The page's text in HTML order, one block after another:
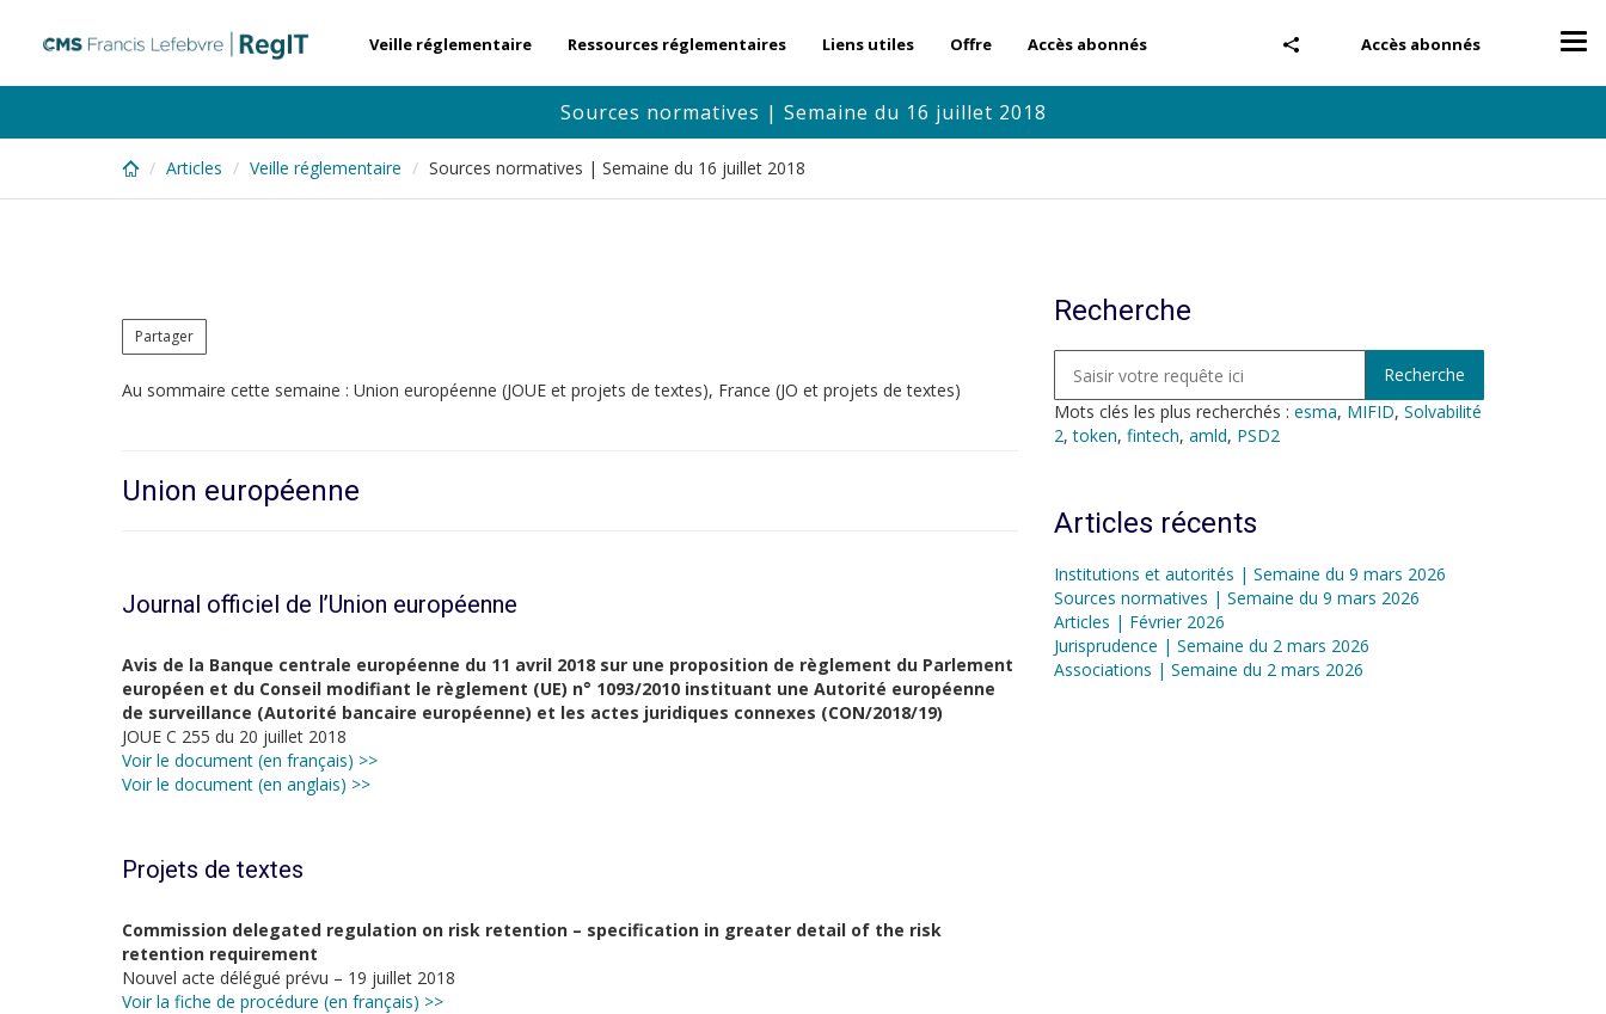
content
Accès abonnés
Veille réglementaire Ressources réglementaires Liens utiles Offre Accès abonnés
Sources normatives | Semaine du 16 juillet 2018
Articles Veille réglementaire Sources normatives | Semaine du 16 juillet 2018
Partager
Au sommaire cette semaine : Union européenne (JOUE et projets de textes), France (JO et projets de textes)
Union européenne
Journal officiel de l’Union européenne
Avis de la Banque centrale européenne du 11 avril 2018 sur une proposition de règlement du Parlement
européen et du Conseil modifiant le règlement (UE) n° 1093/2010 instituant une Autorité européenne
de surveillance (Autorité bancaire européenne) et les actes juridiques connexes (CON/2018/19)
JOUE C 255 du 20 juillet 2018
Voir le document (en français) >>
Voir le document (en anglais) >>
Projets de textes
Commission delegated regulation on risk retention – specification in greater detail of the risk
retention requirement
Nouvel acte délégué prévu – 19 juillet 2018
Voir la fiche de procédure (en français) >>
Recherche
Mots clés les plus recherchés : esma, MIFID, Solvabilité
2,token, fintech, amld, PSD2
Articles récents
Institutions et autorités | Semaine du 9 mars 2026
Sources normatives | Semaine du 9 mars 2026
Articles | Février 2026
Jurisprudence | Semaine du 2 mars 2026
Associations | Semaine du 2 mars 2026